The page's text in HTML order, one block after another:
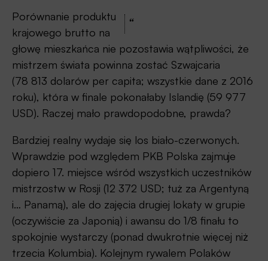
“
Porównanie produktu
krajowego brutto na
głowę mieszkańca nie pozostawia wątpliwości, że
mistrzem świata powinna zostać Szwajcaria
(78 813 dolarów per capita; wszystkie dane z 2016
roku), która w finale pokonałaby Islandię (59 977
USD). Raczej mało prawdopodobne, prawda?
Bardziej realny wydaje się los biało-czerwonych.
Wprawdzie pod względem PKB Polska zajmuje
dopiero 17. miejsce wśród wszystkich uczestników
mistrzostw w Rosji (12 372 USD; tuż za Argentyną
i… Panamą), ale do zajęcia drugiej lokaty w grupie
(oczywiście za Japonią) i awansu do 1/8 finału to
spokojnie wystarczy (ponad dwukrotnie więcej niż
trzecia Kolumbia). Kolejnym rywalem Polaków